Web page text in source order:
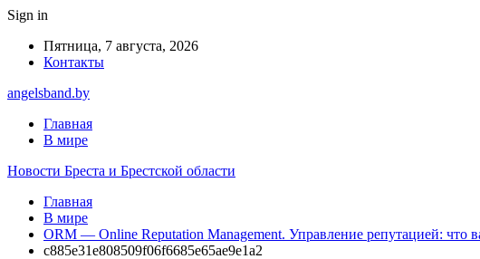
Sign in
Пятница, 7 августа, 2026
Контакты
angelsband.by
Главная
В мире
Новости Бреста и Брестской области
Главная
В мире
ORM — Online Reputation Management. Управление репутацией: что
c885e31e808509f06f6685e65ae9e1a2